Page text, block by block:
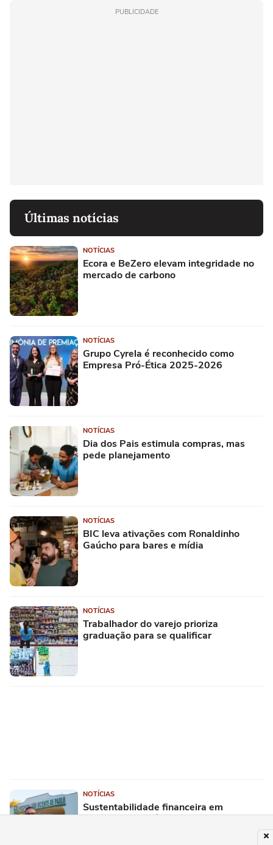
PUBLICIDADE
Últimas notícias
NOTÍCIAS
Ecora e BeZero elevam integridade no
mercado de carbono
NOTÍCIAS
Grupo Cyrela é reconhecido como
Empresa Pró-Ética 2025-2026
NOTÍCIAS
Dia dos Pais estimula compras, mas
pede planejamento
NOTÍCIAS
BIC leva ativações com Ronaldinho
Gaúcho para bares e mídia
NOTÍCIAS
Trabalhador do varejo prioriza
graduação para se qualificar
NOTÍCIAS
Sustentabilidade financeira em
hospitais filantrópicos